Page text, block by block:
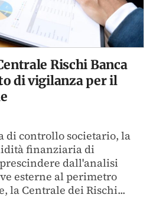
Rischi Banca
di vigilanza per il
di controllo societario, la
finanziaria di
dall'analisi
esterne al perimetro
la Centrale dei Rischi...